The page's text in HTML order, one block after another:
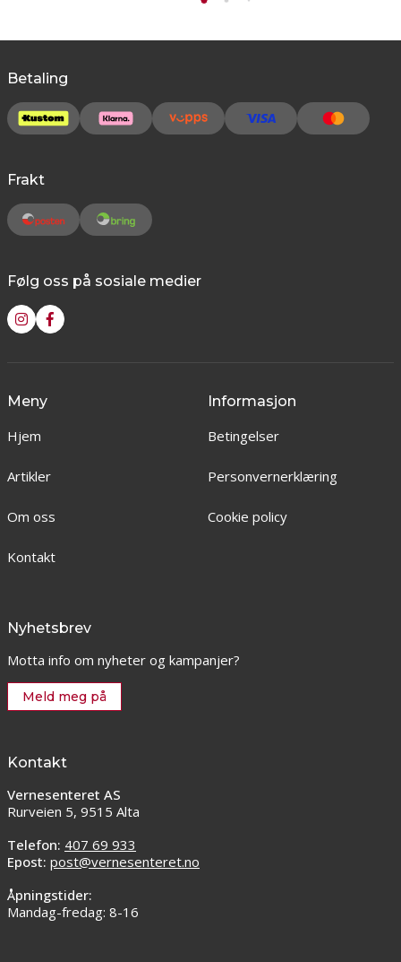
Betaling
Frakt
Følg oss på sosiale medier
Meny
Hjem
Artikler
Om oss
Kontakt
Informasjon
Betingelser
Personvernerklæring
Cookie policy
Nyhetsbrev
Motta info om nyheter og kampanjer?
Meld meg på
Kontakt
Vernesenteret AS
Rurveien 5, 9515 Alta
Telefon: 407 69 933
Epost: post@vernesenteret.no
Åpningstider:
Mandag-fredag: 8-16